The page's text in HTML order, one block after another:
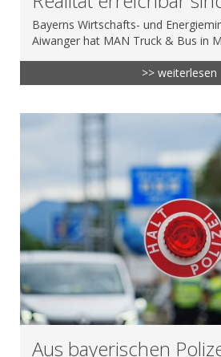
Bayerns Wirtschafts- und
Aiwanger hat MAN Truck & Bus in
>> weiterlesen
Aus bayerischen